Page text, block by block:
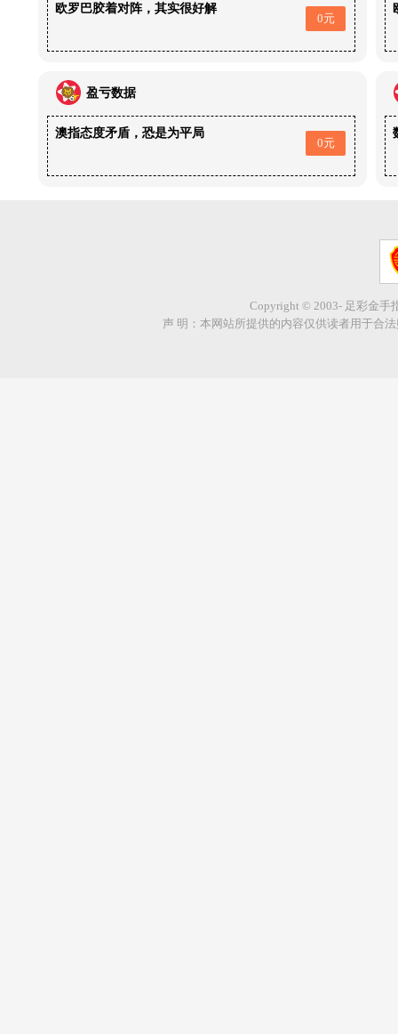
欧罗巴胶着对阵，其实很好解
0元
盈亏数据
澳指态度矛盾，恐是为平局
0元
Copyright © 2003- 足彩金手
声 明：本网站所提供的内容仅供读者用于合